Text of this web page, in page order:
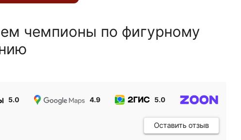
чемпионы по фигурному
5.0 4.9 5.0
Оставить отзыв